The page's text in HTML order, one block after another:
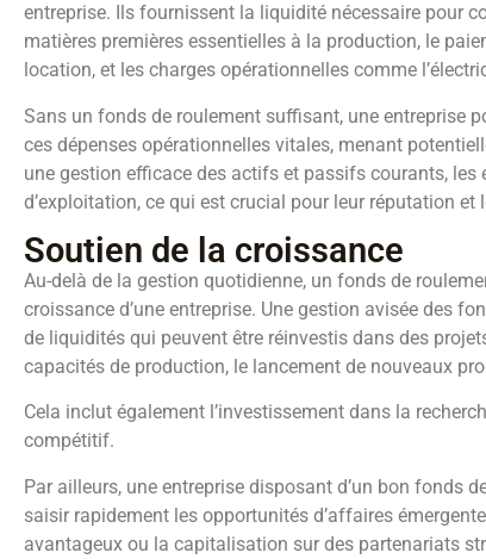
entreprise. Ils fournissent la liquidité nécessaire pour
matières premières essentielles à la production, le
location, et les charges opérationnelles comme
Sans un fonds de roulement suffisant, une entreprise
ces dépenses opérationnelles vitales, menant
une gestion efficace des actifs et passifs courants,
d’exploitation, ce qui est crucial pour leur réputation
Soutien de la croissance
Au-delà de la gestion quotidienne, un fonds de
croissance d’une entreprise. Une gestion avisée des
de liquidités qui peuvent être réinvestis dans des
capacités de production, le lancement de nouveaux
Cela inclut également l’investissement dans la
compétitif.
Par ailleurs, une entreprise disposant d’un bon fonds
saisir rapidement les opportunités d’affaires
avantageux ou la capitalisation sur des partenariats